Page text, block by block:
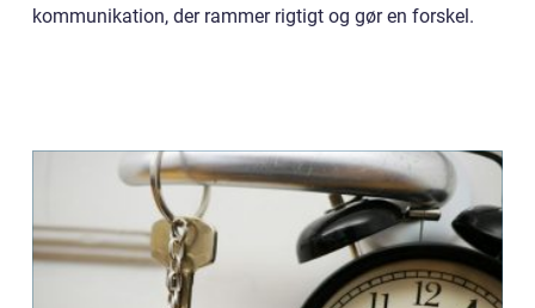
kommunikation, der rammer rigtigt og gør en forskel.